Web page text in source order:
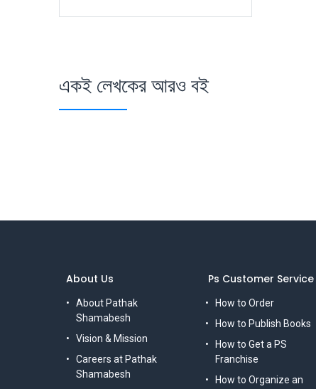
একই লেখকের আরও বই
Ps Customer Service
How to Order
How to Publish Books
How to Get a PS
Franchise
How to Organize an
About Us
About Pathak
Shamabesh
Vision & Mission
Careers at Pathak
Shamabesh